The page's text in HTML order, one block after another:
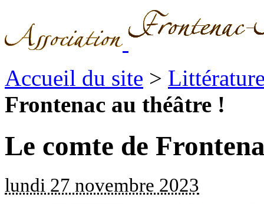
Accueil du site >
Frontenac au théâtre !
Le comte de
lundi 27 novembre 2023